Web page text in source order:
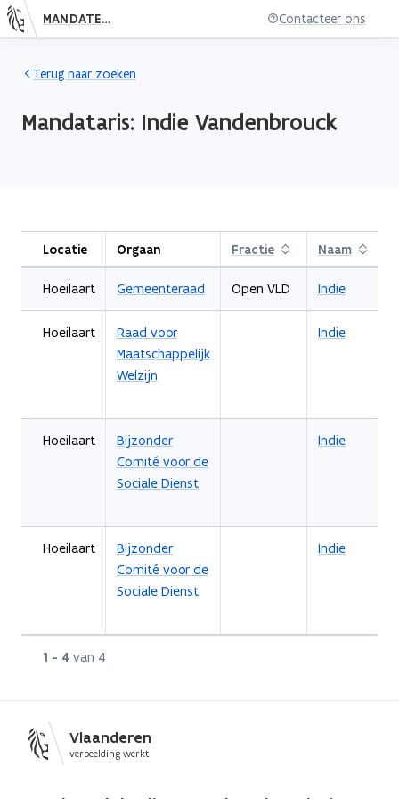
Nieuwe pagina: persoon.subject.index
MANDATENDATABANK Contacteer ons
Terug naar zoeken
Mandataris: Indie Vandenbrouck
Locatie Orgaan Fractie SorterenNaam Sorteren
Hoeilaart Gemeenteraad Open VLD Indie
Hoeilaart
Raad voor
Maatschappelijk
Welzijn
Indie
Hoeilaart
Bijzonder
Comité voor de
Sociale Dienst
Indie
Hoeilaart
Bijzonder
Comité voor de
Sociale Dienst
Indie
Rij
1 - 4 van 4
Vlaanderen
verbeelding werkt